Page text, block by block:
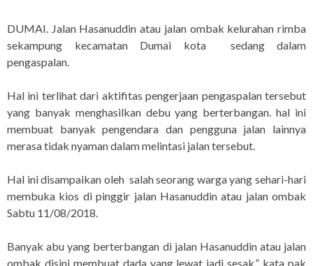
DUMAI. Jalan Hasanuddin atau jalan ombak kelurahan rimba
sekampung kecamatan Dumai kota sedang dalam
pengaspalan.
Hal ini terlihat dari aktifitas pengerjaan pengaspalan tersebut
yang banyak menghasilkan debu yang berterbangan. hal ini
membuat banyak pengendara dan pengguna jalan lainnya
merasa tidak nyaman dalam melintasi jalan tersebut.
Hal ini disampaikan oleh salah seorang warga yang sehari-hari
membuka kios di pinggir jalan Hasanuddin atau jalan ombak
Sabtu 11/08/2018.
Banyak abu yang berterbangan di jalan Hasanuddin atau jalan
ombak disini membuat dada yang lewat jadi sesak,” kata pak